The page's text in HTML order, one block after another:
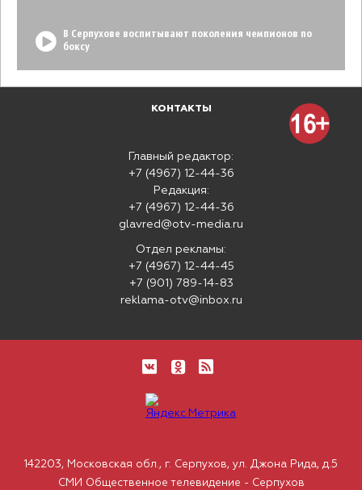
В Серпухове воспитывают поколения чемпионов по
боксу
КОНТАКТЫ
Главный редактор:
+7 (4967) 12-44-36
Редакция:
+7 (4967) 12-44-36
glavred@otv-media.ru
Отдел рекламы:
+7 (4967) 12-44-45
+7 (901) 789-14-83
reklama-otv@inbox.ru
142203, Московская обл., г. Серпухов, ул. Джона Рида, д.5
СМИ Общественное телевидение - Серпухов